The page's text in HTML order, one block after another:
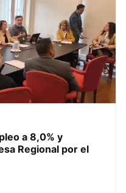
a 8,0% y
Regional por el